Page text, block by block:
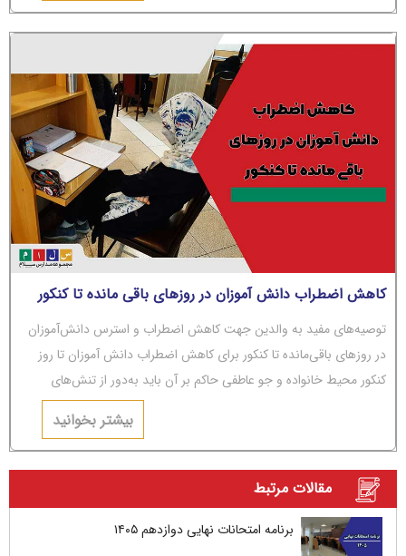
کاهش اضطراب دانش آموزان در روزهای باقی مانده تا کنکور
توصیه‌های مفید به والدین جهت کاهش اضطراب و استرس دانش‌آموزان
در روزهای باقی‌مانده تا کنکور برای کاهش اضطراب دانش آموزان تا روز
کنکور محیط خانواده و جو عاطفی حاکم بر آن باید به‌دور از تنش‌های
بیشتر بخوانید
مقالات مرتبط
برنامه امتحانات نهایی دوازدهم ۱۴۰۵